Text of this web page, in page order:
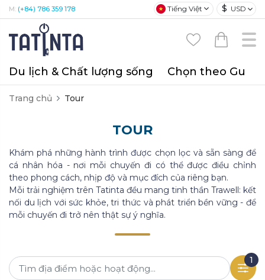
M: (+84) 786 359 178 Tiếng Việt $ USD
Du lịch & Chất lượng sống Chọn theo Gu
Trang chủ Tour
TOUR
Khám phá những hành trình được chọn lọc và sẵn sàng để
cá nhân hóa - nơi mỗi chuyến đi có thể được điều chỉnh
theo phong cách, nhịp độ và mục đích của riêng bạn.
Mỗi trải nghiệm trên Tatinta đều mang tinh thần Trawell: kết
nối du lịch với sức khỏe, tri thức và phát triển bền vững - để
mỗi chuyến đi trở nên thật sự ý nghĩa.
1